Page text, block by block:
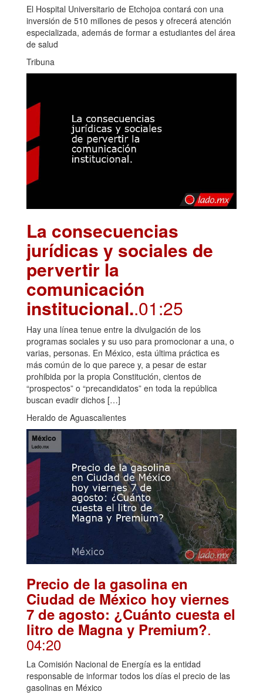
El Hospital Universitario de Etchojoa contará con una
inversión de 510 millones de pesos y ofrecerá atención
especializada, además de formar a estudiantes del área
de salud
Tribuna
La consecuencias
jurídicas y sociales de
pervertir la
comunicación
institucional..01:25
Hay una línea tenue entre la divulgación de los
programas sociales y su uso para promocionar a una, o
varias, personas. En México, esta última práctica es
más común de lo que parece y, a pesar de estar
prohibida por la propia Constitución, cientos de
“prospectos” o “precandidatos” en toda la república
buscan evadir dichos […]
Heraldo de Aguascalientes
Precio de la gasolina en
Ciudad de México hoy viernes
7 de agosto: ¿Cuánto cuesta el
litro de Magna y Premium?.
04:20
La Comisión Nacional de Energía es la entidad
responsable de informar todos los días el precio de las
gasolinas en México